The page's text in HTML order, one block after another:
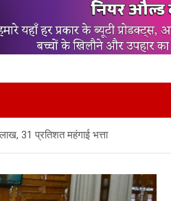
31 प्रतिशत महंगाई भत्ता